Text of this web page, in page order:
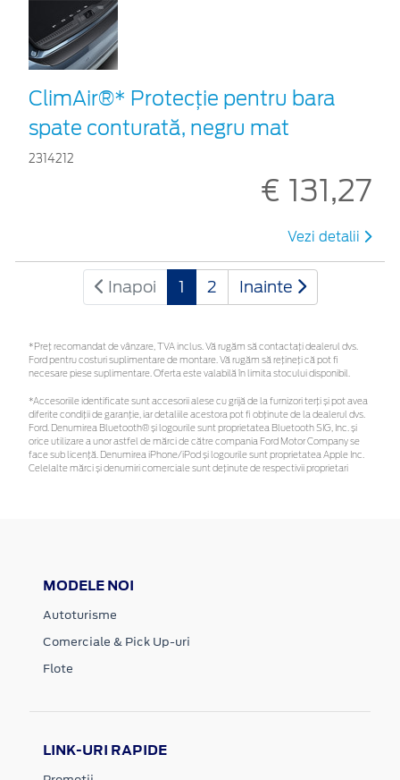
ClimAir®* Protecţie pentru bara
spate conturată, negru mat
2314212
€ 131,27
Vezi detalii
Inapoi 1 2 Inainte
*Preţ recomandat de vânzare, TVA inclus. Vă rugăm să contactaţi dealerul dvs.
Ford pentru costuri suplimentare de montare. Vă rugăm să rețineți că pot fi
necesare piese suplimentare. Oferta este valabilă în limita stocului disponibil.
*Accesoriile identificate sunt accesorii alese cu grijă de la furnizori terți și pot avea
diferite condiții de garanție, iar detaliile acestora pot fi obținute de la dealerul dvs.
Ford. Denumirea Bluetooth® și logourile sunt proprietatea Bluetooth SIG, Inc. și
orice utilizare a unor astfel de mărci de către compania Ford Motor Company se
face sub licență. Denumirea iPhone/iPod și logourile sunt proprietatea Apple Inc.
Celelalte mărci și denumiri comerciale sunt deținute de respectivii proprietari
MODELE NOI
Autoturisme
Comerciale & Pick Up-uri
Flote
LINK-URI RAPIDE